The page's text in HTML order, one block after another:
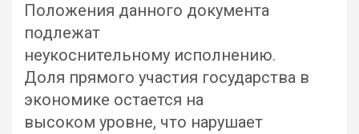
Положения данного документа
подлежат
неукоснительному исполнению.
Доля прямого участия государства в
экономике остается на
высоком уровне, что нарушает